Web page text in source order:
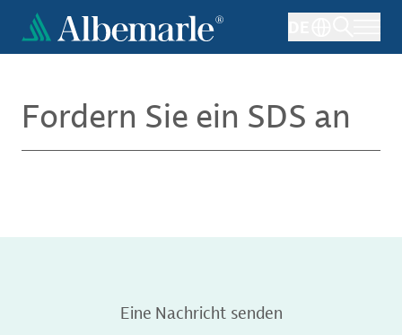
Direkt
zum
Inhalt
Fordern Sie ein SDS an
Eine Nachricht senden